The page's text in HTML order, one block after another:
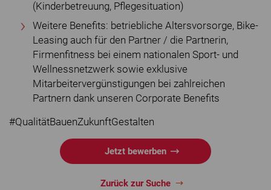
(Kinderbetreuung, Pflegesituation)
Weitere Benefits: betriebliche Altersvorsorge, Bike-
Leasing auch für den Partner / die Partnerin,
Firmenfitness bei einem nationalen Sport- und
Wellnessnetzwerk sowie exklusive
Mitarbeitervergünstigungen bei zahlreichen
Partnern dank unseren Corporate Benefits
#QualitätBauenZukunftGestalten
Jetzt bewerben
Zurück zur Suche